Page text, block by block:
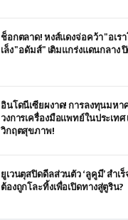
ช็อกตลาด! หงส์แดงจ่อคว้า "อเร
เล็ง "อดัมส์" เติมแกร่งแดนกลาง
อินโดนีเซียผงาด! การลงทุนมหา
วงการเครื่องมือแพทย์ในประเท
วิกฤตสุขภาพ!
ยูเวนตุสปิดดีลส่วนตัว ‘ลูคูมี’ สำเร็
ต้องถูกโละทิ้งเพื่อเปิดทางสู่ตูริน?